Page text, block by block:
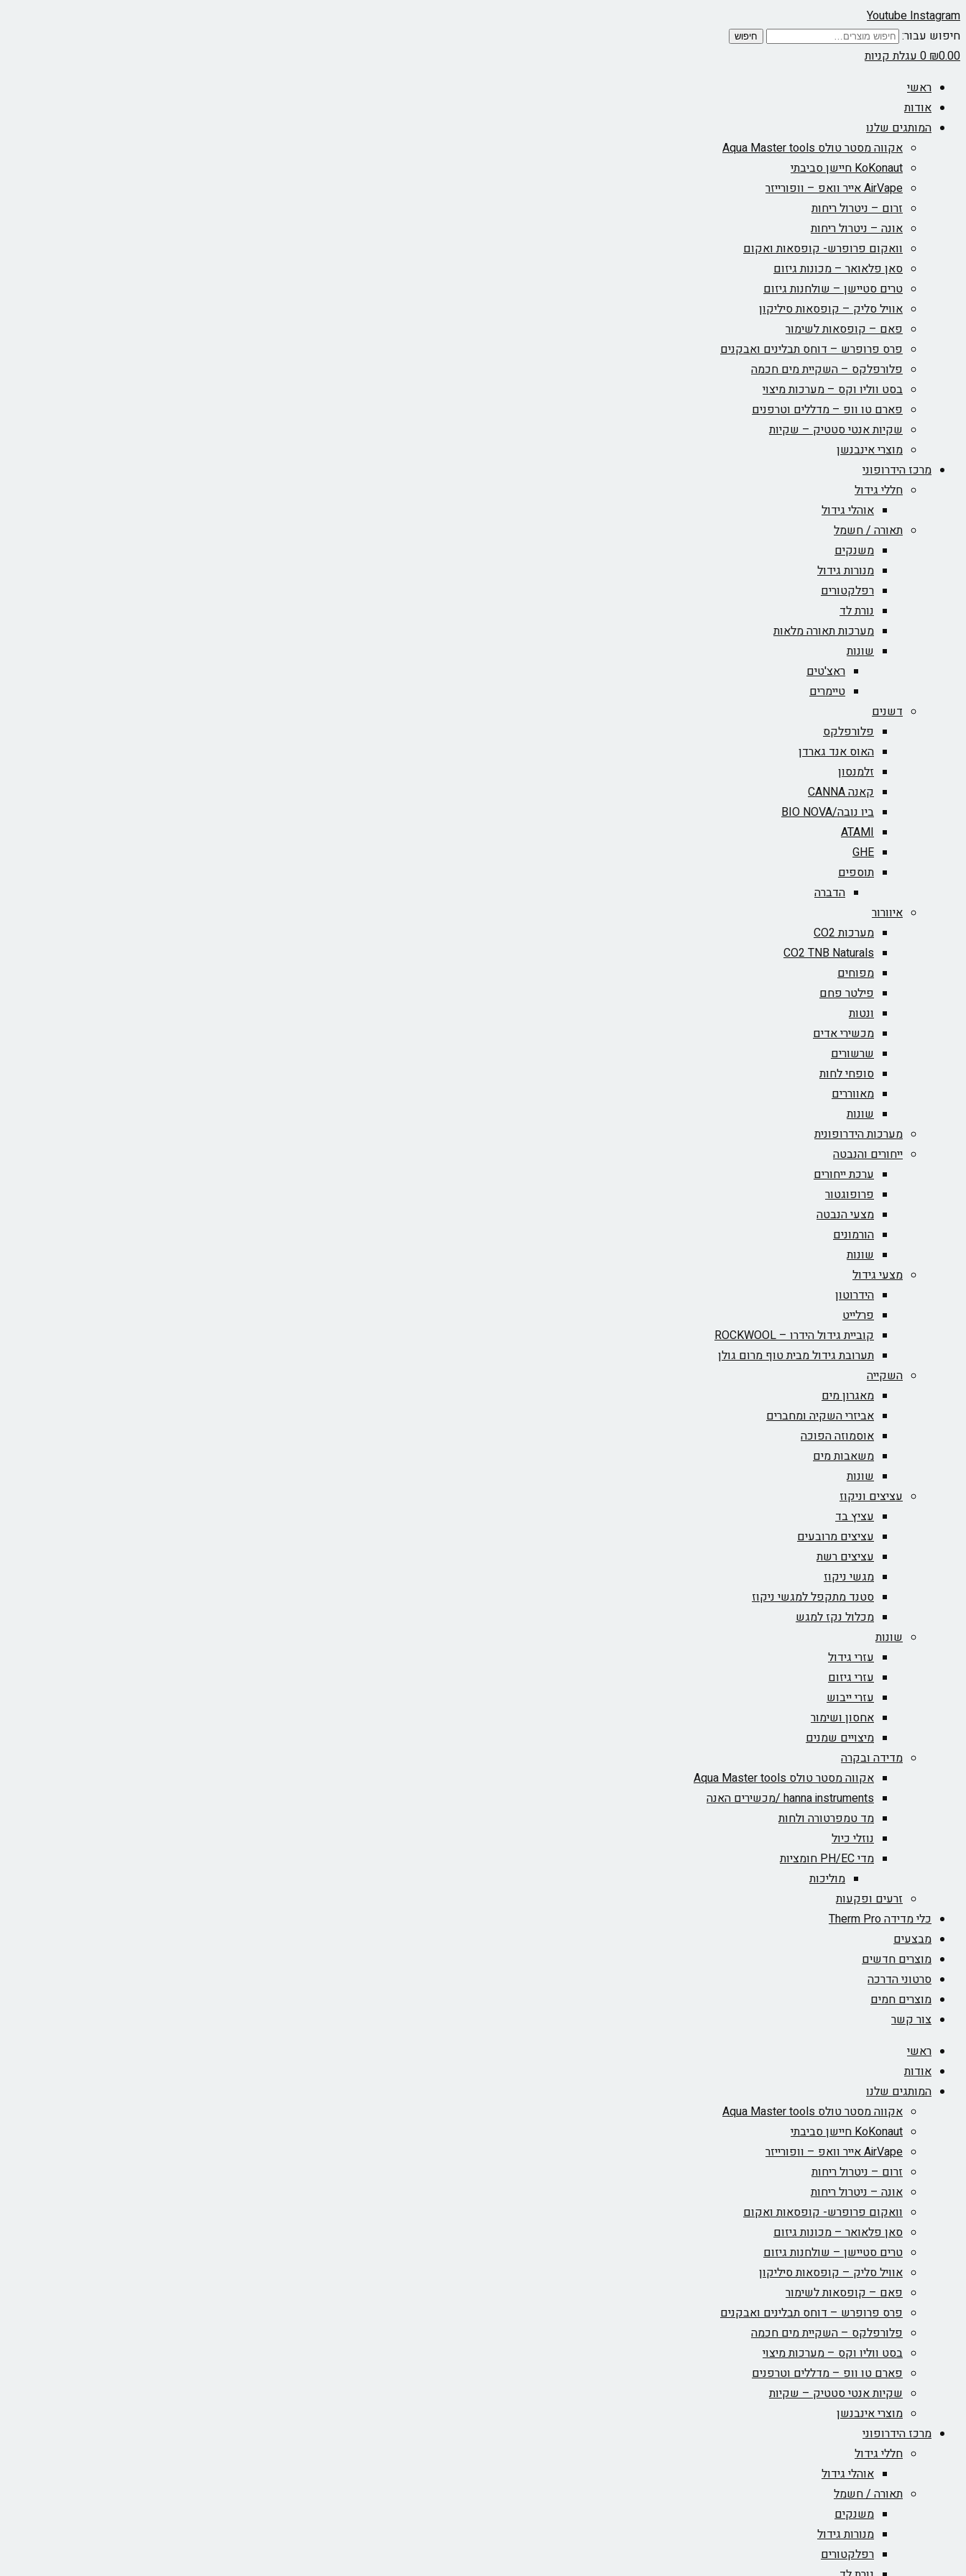
YoutubeInstagram
חיפוש עבור:
חיפוש
₪0.00
0עגלת קניות
ראשי
אודות
המותגים שלנו
אקווה מסטר טולס Aqua Master tools
KoKonaut חיישן סביבתי
AirVape אייר וואפ – וופורייזר
זרום – ניטרול ריחות
אונה – ניטרול ריחות
וואקום פרופרש- קופסאות ואקום
סאן פלאואר – מכונות גיזום
טרים סטיישן – שולחנות גיזום
אוויל סליק – קופסאות סיליקון
פאם – קופסאות לשימור
פרס פרופרש – דוחס תבלינים ואבקנים
פלורפלקס – השקיית מים חכמה
בסט ווליו וקס – מערכות מיצוי
פארם טו וופ – מדללים וטרפנים
שקיות אנטי סטטיק – שקיות
מוצרי אינבנשן
מרכז הידרופוני
חללי גידול
אוהלי גידול
תאורה / חשמל
משנקים
מנורות גידול
רפלקטורים
נורת לד
מערכות תאורה מלאות
שונות
ראצ'טים
טיימרים
דשנים
פלורפלקס
האוס אנד גארדן
זלמנסון
קאנה CANNA
ביו נובה/BIO NOVA‏
ATAMI
GHE
תוספים
הדברה
איוורור
מערכות CO2
CO2 TNB Naturals
מפוחים
פילטר פחם
ונטות
מכשירי אדים
שרשורים
סופחי לחות
מאווררים
שונות
מערכות הידרופונית
ייחורים והנבטה
ערכת ייחורים
פרופוגטור
מצעי הנבטה
הורמונים
שונות
מצעי גידול
הידרוטון
פרלייט
קוביית גידול הידרו – ROCKWOOL‏
תערובת גידול מבית טוף מרום גולן
השקייה
מאגרון מים
אביזרי השקיה ומחברים
אוסמוזה הפוכה
משאבות מים
שונות
עציצים וניקוז
עציץ בד
עציצים מרובעים
עציצים רשת
מגשי ניקוז
סטנד מתקפל למגשי ניקוז
מכלול נקז למגש
שונות
עזרי גידול
עזרי גיזום
עזרי ייבוש
אחסון ושימור
מיצויים שמנים
מדידה ובקרה
אקווה מסטר טולס Aqua Master tools
hanna instruments /מכשירים האנה
מד טמפרטורה ולחות
נוזלי כיול
מדי PH/EC חומציות
מוליכות
זרעים ופקעות
כלי מדידה Therm Pro
מבצעים
מוצרים חדשים
סרטוני הדרכה
מוצרים חמים
צור קשר
ראשי
אודות
המותגים שלנו
אקווה מסטר טולס Aqua Master tools
KoKonaut חיישן סביבתי
AirVape אייר וואפ – וופורייזר
זרום – ניטרול ריחות
אונה – ניטרול ריחות
וואקום פרופרש- קופסאות ואקום
סאן פלאואר – מכונות גיזום
טרים סטיישן – שולחנות גיזום
אוויל סליק – קופסאות סיליקון
פאם – קופסאות לשימור
פרס פרופרש – דוחס תבלינים ואבקנים
פלורפלקס – השקיית מים חכמה
בסט ווליו וקס – מערכות מיצוי
פארם טו וופ – מדללים וטרפנים
שקיות אנטי סטטיק – שקיות
מוצרי אינבנשן
מרכז הידרופוני
חללי גידול
אוהלי גידול
תאורה / חשמל
משנקים
מנורות גידול
רפלקטורים